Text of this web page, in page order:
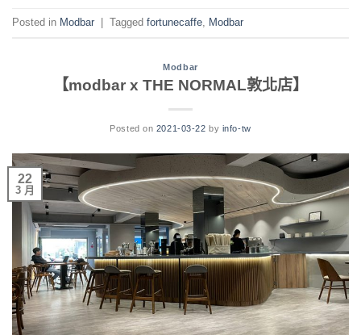
Posted in Modbar Tagged fortunecaffe Modbar
Modbar
【modbar x THE NORMAL敦北店】
Posted on 2021-03-22 by info-tw
22
3 月